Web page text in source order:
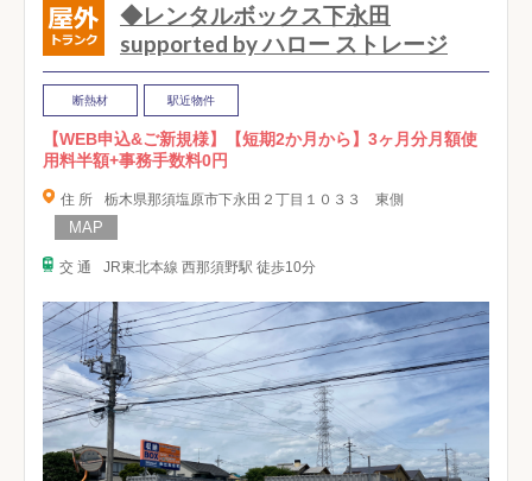
◆レンタルボックス下永田
supported by ハロー ストレージ
断熱材 駅近物件
【WEB申込&ご新規様】【短期2か月から】3ヶ月分月額使
用料半額+事務手数料0円
住 所 栃木県那須塩原市下永田２丁目１０３３ 東側
交 通 JR東北本線 西那須野駅 徒歩10分